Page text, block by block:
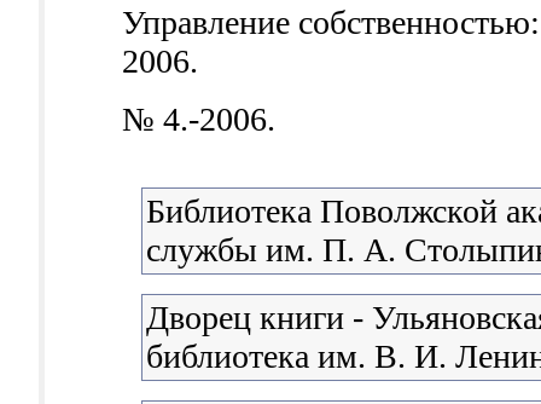
Управление
2006.
№ 4.-2006.
Библиотека Поволжской
службы им. П. А.
Дворец книги -
библиотека им. В. И.